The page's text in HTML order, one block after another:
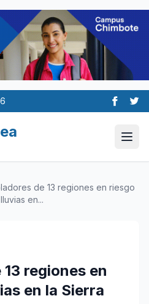
de 13 regiones en riesgo
en...
regiones en
en la Sierra